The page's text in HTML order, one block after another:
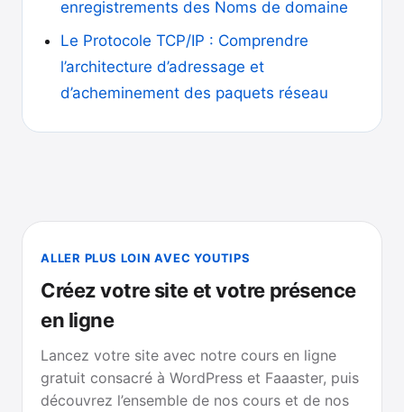
enregistrements des Noms de domaine
Le Protocole TCP/IP : Comprendre
l’architecture d’adressage et
d’acheminement des paquets réseau
ALLER PLUS LOIN AVEC YOUTIPS
Créez votre site et votre présence
en ligne
Lancez votre site avec notre cours en ligne
gratuit consacré à WordPress et Faaaster, puis
découvrez l’ensemble de nos cours et de nos